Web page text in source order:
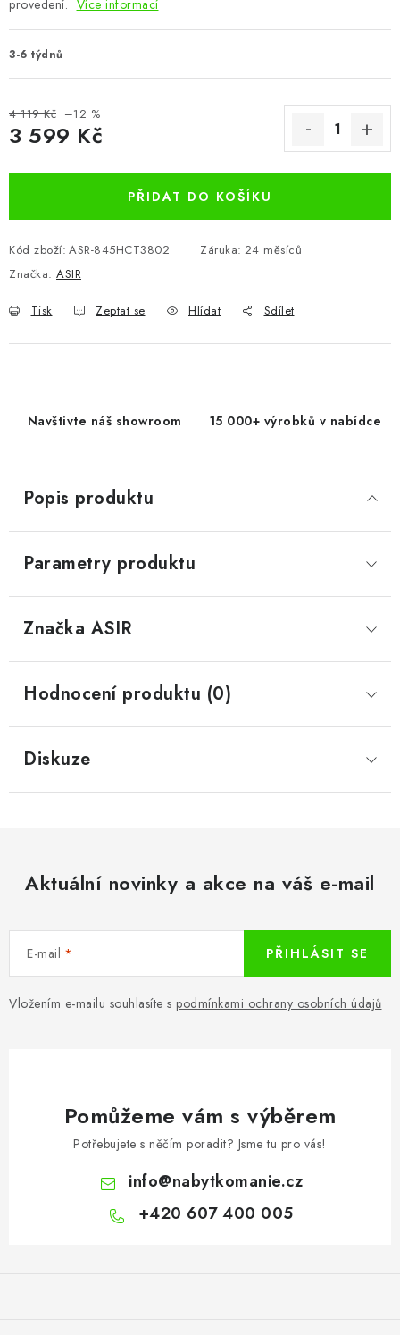
Kontakty
provedení. Více informací
3-6 týdnů
4 119 Kč –12 %
3 599 Kč
PŘIDAT DO KOŠÍKU
Kód zboží: ASR-845HCT3802 Záruka: 24 měsíců
Značka: ASIR
Tisk Zeptat se Hlídat Sdílet
Navštivte náš showroom 15 000+ výrobků v nabídce
Popis produktu
Parametry produktu
Značka ASIR
Hodnocení produktu (0)
Diskuze
Aktuální novinky a akce na váš e-mail
E-mail
Vložením e-mailu souhlasíte s podmínkami ochrany osobních údajů
PŘIHLÁSIT SE
Pomůžeme vám s výběrem
Potřebujete s něčím poradit? Jsme tu pro vás!
info@nabytkomanie.cz
+420 607 400 005